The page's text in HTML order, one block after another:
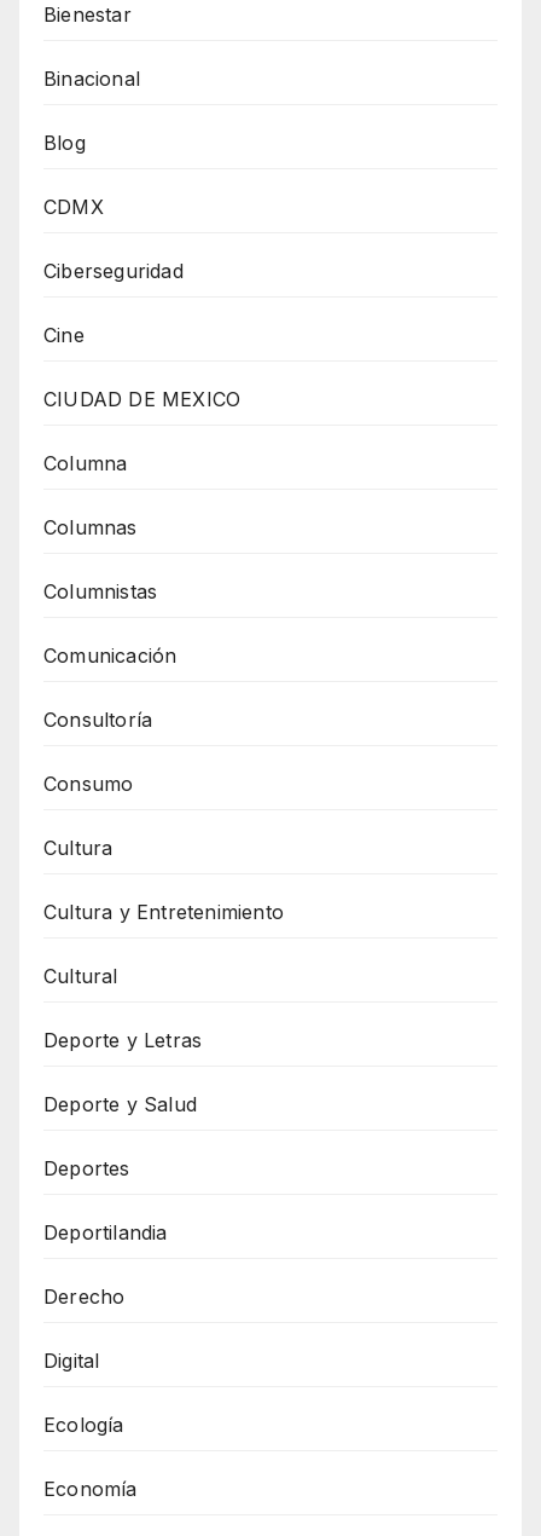
Bienestar
Binacional
Blog
CDMX
Ciberseguridad
Cine
CIUDAD DE MEXICO
Columna
Columnas
Columnistas
Comunicación
Consultoría
Consumo
Cultura
Cultura y Entretenimiento
Cultural
Deporte y Letras
Deporte y Salud
Deportes
Deportilandia
Derecho
Digital
Ecología
Economía